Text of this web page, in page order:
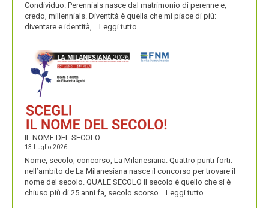
Condividuo. Perennials nasce dal matrimonio di perenne e,
credo, millennials. Diventità è quella che mi piace di più:
diventare e identità,… Leggi tutto
E
IL NOME DEL SECOLO
13 Luglio 2026
Nome, secolo, concorso, La Milanesiana. Quattro punti forti:
nell’ambito de La Milanesiana nasce il concorso per trovare il
nome del secolo. QUALE SECOLO Il secolo è quello che si è
chiuso più di 25 anni fa, secolo scorso… Leggi tutto